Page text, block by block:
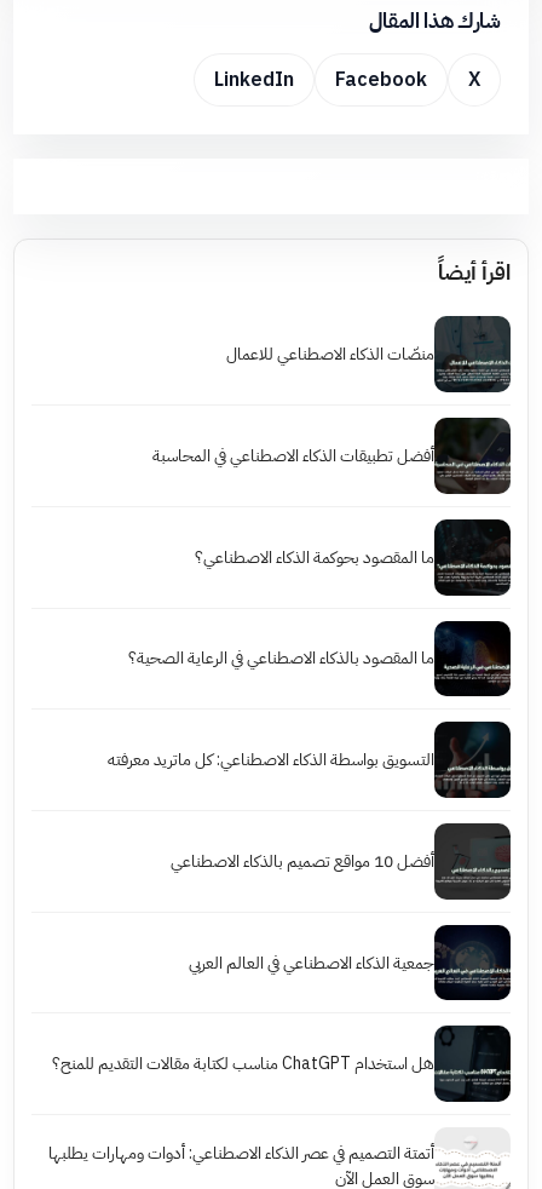
شارك هذا المقال
X
Facebook
LinkedIn
اقرأ أيضاً
منصّات الذكاء الاصطناعي للاعمال
أفضل تطبيقات الذكاء الاصطناعي في المحاسبة
ما المقصود بحوكمة الذكاء الاصطناعي؟
ما المقصود بالذكاء الاصطناعي في الرعاية الصحية؟
التسويق بواسطة الذكاء الاصطناعي: كل ماتريد معرفته
أفضل 10 مواقع تصميم بالذكاء الاصطناعي
جمعية الذكاء الاصطناعي في العالم العربي
هل استخدام ChatGPT مناسب لكتابة مقالات التقديم للمنح؟
أتمتة التصميم في عصر الذكاء الاصطناعي: أدوات ومهارات يطلبها
سوق العمل الآن